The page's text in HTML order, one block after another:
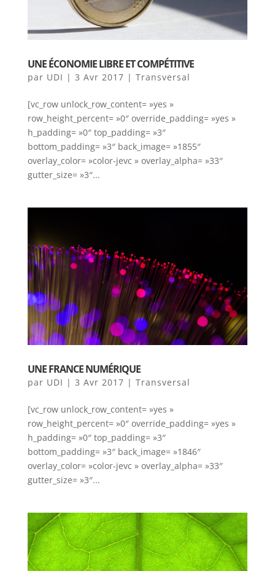
UNE ÉCONOMIE LIBRE ET COMPÉTITIVE
par UDI | 3 Avr 2017 | Transversal
[vc_row unlock_row_content= »yes »
row_height_percent= »0″ override_padding= »yes »
h_padding= »0″ top_padding= »3″
bottom_padding= »3″ back_image= »1855″
overlay_color= »color-jevc » overlay_alpha= »33″
gutter_size= »3″...
UNE FRANCE NUMÉRIQUE
par UDI | 3 Avr 2017 | Transversal
[vc_row unlock_row_content= »yes »
row_height_percent= »0″ override_padding= »yes »
h_padding= »0″ top_padding= »3″
bottom_padding= »3″ back_image= »1846″
overlay_color= »color-jevc » overlay_alpha= »33″
gutter_size= »3″...